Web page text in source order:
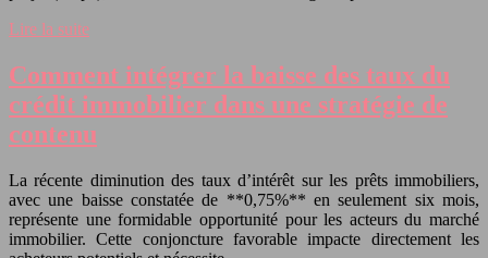
Lire la suite
Comment intégrer la baisse des taux du
crédit immobilier dans une stratégie de
contenu
La récente diminution des taux d’intérêt sur les prêts immobiliers,
avec une baisse constatée de **0,75%** en seulement six mois,
représente une formidable opportunité pour les acteurs du marché
immobilier. Cette conjoncture favorable impacte directement les